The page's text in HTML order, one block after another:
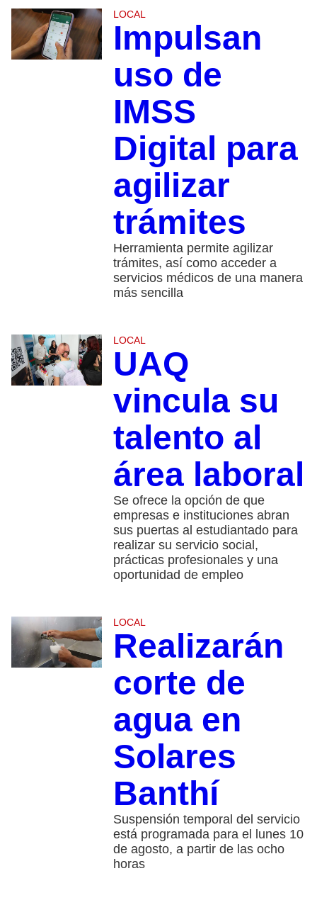
LOCAL
Impulsan
uso de
IMSS
Digital para
agilizar
trámites
Herramienta permite agilizar
trámites, así como acceder a
servicios médicos de una manera
más sencilla
LOCAL
UAQ
vincula su
talento al
área laboral
Se ofrece la opción de que
empresas e instituciones abran
sus puertas al estudiantado para
realizar su servicio social,
prácticas profesionales y una
oportunidad de empleo
LOCAL
Realizarán
corte de
agua en
Solares
Banthí
Suspensión temporal del servicio
está programada para el lunes 10
de agosto, a partir de las ocho
horas